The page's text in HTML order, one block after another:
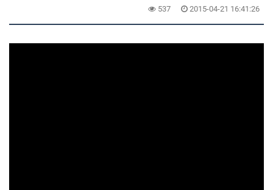
537 2015-04-21 16:41:26